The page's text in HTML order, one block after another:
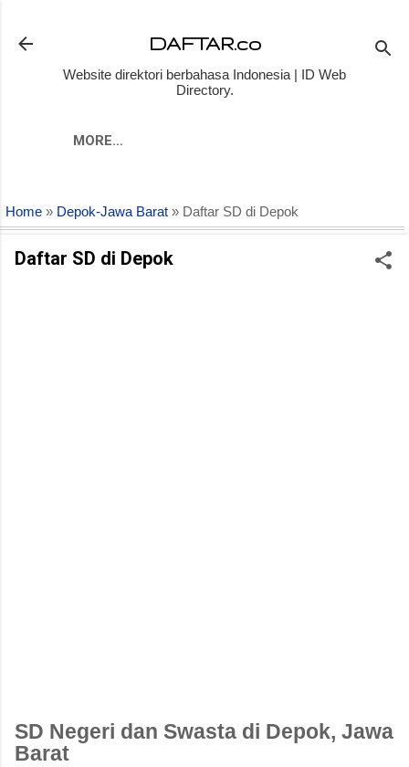
DAFTAR.co
Website direktori berbahasa Indonesia | ID Web
Directory.
MORE…
Home » Depok-Jawa Barat » Daftar SD di Depok
Daftar SD di Depok
SD Negeri dan Swasta di Depok, Jawa
Barat